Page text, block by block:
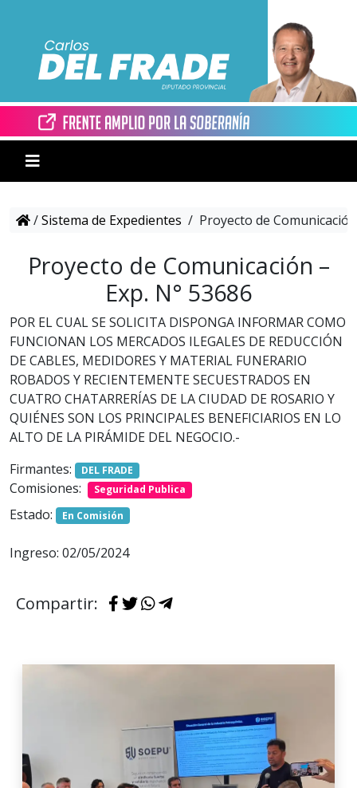
/Sistema de Expedientes / Proyecto de
Proyecto de Comunicación –
Exp. N° 53686
POR EL CUAL SE SOLICITA DISPONGA INFORMAR COMO
FUNCIONAN LOS MERCADOS ILEGALES DE REDUCCIÓN
DE CABLES, MEDIDORES Y MATERIAL FUNERARIO
ROBADOS Y RECIENTEMENTE SECUESTRADOS EN
CUATRO CHATARRERÍAS DE LA CIUDAD DE ROSARIO Y
QUIÉNES SON LOS PRINCIPALES BENEFICIARIOS EN LO
ALTO DE LA PIRÁMIDE DEL NEGOCIO.-
Firmantes:
DEL FRADE
Comisiones: Seguridad Publica
Estado: En Comisión
Ingreso: 02/05/2024
Compartir: